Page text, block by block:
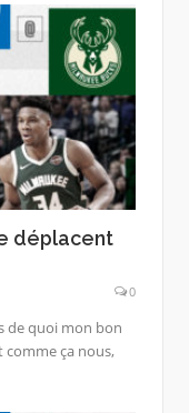
déplacent
0
de quoi mon bon
comme ça nous,